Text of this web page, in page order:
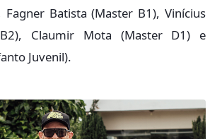
Fagner Batista (Master B1), Vinícius
Claumir Mota (Master D1) e
Juvenil).